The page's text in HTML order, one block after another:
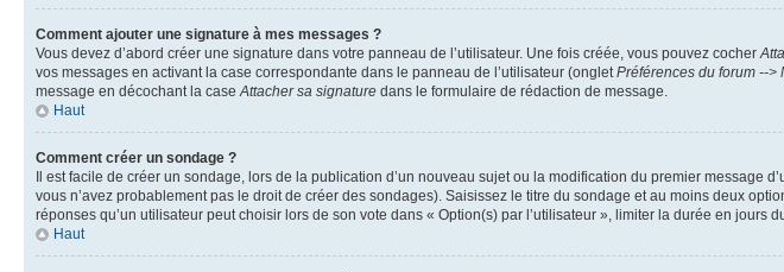
Comment ajouter une signature à mes messages ?
Vous devez d’abord créer une signature dans votre panneau de l’utilisateur. Une fois créée, vous pouvez cocher
vos messages en activant la case correspondante dans le panneau de l’utilisateur (ongletPréférences du forum -->
message en décochant la caseAttacher sa signature dans le formulaire de rédaction de message.
Haut
Comment créer un sondage ?
Il est facile de créer un sondage, lors de la publication d’un nouveau sujet ou la modification du premier message
vous n’avez probablement pas le droit de créer des sondages). Saisissez le titre du sondage et au moins deux
réponses qu’un utilisateur peut choisir lors de son vote dans « Option(s) par l’utilisateur », limiter la durée en
Haut